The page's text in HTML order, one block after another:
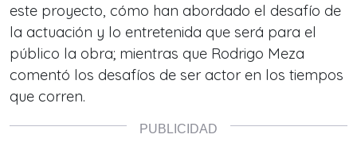
este proyecto, cómo han abordado el desafío de
la actuación y lo entretenida que será para el
público la obra; mientras que Rodrigo Meza
comentó los desafíos de ser actor en los tiempos
que corren.